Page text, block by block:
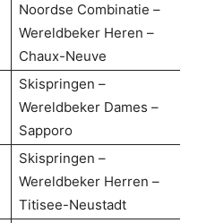
Noordse Combinatie –
Wereldbeker Heren –
Chaux-Neuve
Skispringen –
Wereldbeker Dames –
Sapporo
Skispringen –
Wereldbeker Herren –
Titisee-Neustadt